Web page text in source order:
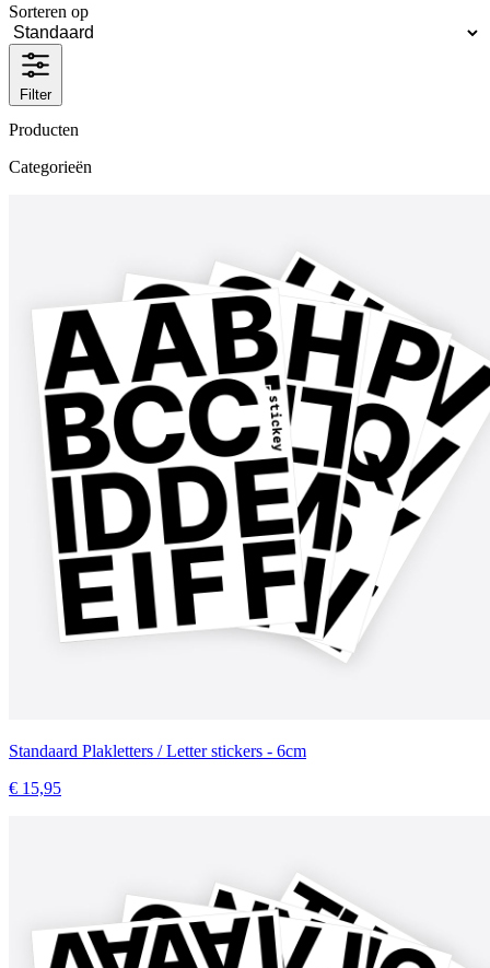
Sorteren op
Filter
Producten
Categorieën
Standaard Plakletters / Letter stickers - 6cm
€ 15,95